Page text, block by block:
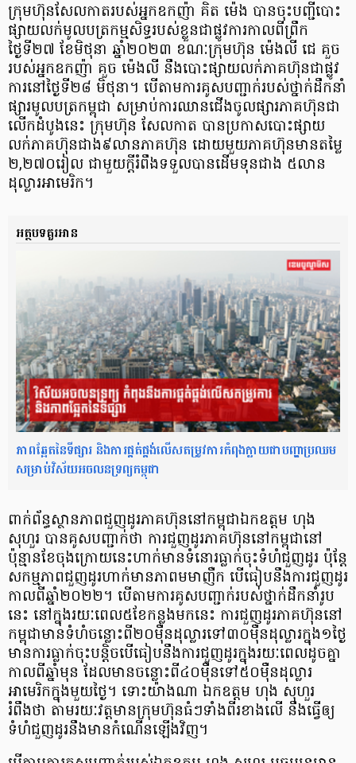
ក្រុមហ៊ុនសែលកាតរបស់អ្នកឧកញ៉ា គិត ម៉េង បានចុះបញ្ជីបោះ
ផ្សាយលក់មូលបត្រកម្មសិទ្ធរបស់ខ្លួនជាផ្លូវការកាលពីព្រឹក
ថ្ងៃទី២៧ ខែមិថុនា ឆ្នាំ២០២៣ ខណៈក្រុមហ៊ុន ម៉េងលី ជេ គួច
របស់អ្នកឧកញ៉ា គួច ម៉េងលី នឹងបោះផ្សាយលក់ភាគហ៊ុនជាផ្លូវ
ការនៅថ្ងៃទី២៨ មិថុនា។ បើតាមការគូសបញ្ជាក់របស់ថ្នាក់ដឹកនាំ
ផ្សារមូលបត្រកម្ពុជា សម្រាប់ការឈានជើងចូលផ្សារភាគហ៊ុន​ជា
លើកដំបូងនេះ ក្រុមហ៊ុន សែលកាត បានប្រកាស​បោះផ្សាយ
លក់ភាគហ៊ុនជាង៩លានភាគហ៊ុន ដោយមួយភាគហ៊ុនមានតម្លៃ
២,២៧០រៀល ជាមួយក្តីរំពឹងទទួលបានដើមទុនជាង ៥លាន
ដុល្លារអាមេរិក។
អត្ថបទគួរអាន
ភាពឆ្អែតនៃទីផ្សារ និងការផ្គត់ផ្គង់លើសតម្រូវការកំពុងក្លាយជាបញ្ហាប្រឈម
សម្រាប់វិស័យអចលនទ្រព្យកម្ពុជា
ពាក់ព័ន្ធស្ថានភាពជួញដូរភាគហ៊ុននៅកម្ពុជាឯកឧត្តម ហុង
សុហួរ បានគូសបញ្ជាក់ថា ការជួញដូរភាគហ៊ុននៅកម្ពុជានៅ
ប៉ុន្មានខែចុងក្រោយនេះហាក់មានទំនោរធ្លាក់ចុះទំហំជួញដូរ ប៉ុន្ដែ
សកម្មភាពជួញដូរហាក់មានភាពមមាញឺក បើធៀបនឹងការជួញដូរ
កាលពីឆ្នាំ២០២២។ បើតាមការគូសបញ្ជាក់របស់ថ្នាក់ដឹកនាំរូប
នេះ នៅក្នុងរយៈពេល៥ខែកន្លងមកនេះ ការជួញដូរភាគហ៊ុននៅ
កម្ពុជាមានទំហំចន្លោះពី២០ម៉ឺនដុល្លារទៅ៣០ម៉ឺនដុល្លារក្នុង១ថ្ងៃ
មានការធ្លាក់ចុះបន្តិចបើធៀបនឹងការជួញដូរក្នុងរយៈពេលដូចគ្នា
កាលពីឆ្នាំមុន ដែលមានចន្លោះពី៤០ម៉ឺនទៅ៥០ម៉ឺនដុល្លារ
អាមេរិកក្នុងមួយថ្ងៃ។ ទោះយ៉ាងណា ឯកឧត្តម ហុង សុហួរ
រំពឹងថា តាមរយៈវត្តមានក្រុមហ៊ុនធំៗទាំងពីរខាងលើ នឹងធ្វើឲ្យ​
ទំហំជួញដូរនឹងមានកំណើនឡើងវិញ។